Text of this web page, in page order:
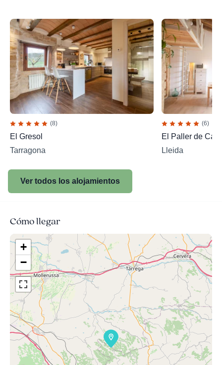
(8)
El Gresol
Tarragona
(6)
El Paller de Cal
Lleida
Ver todos los alojamientos
Cómo llegar
+
−